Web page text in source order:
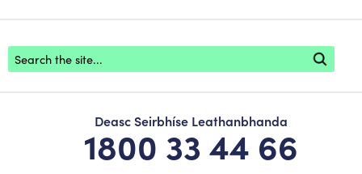
Footer search
Deasc Seirbhíse Leathanbhanda
1800 33 44 66